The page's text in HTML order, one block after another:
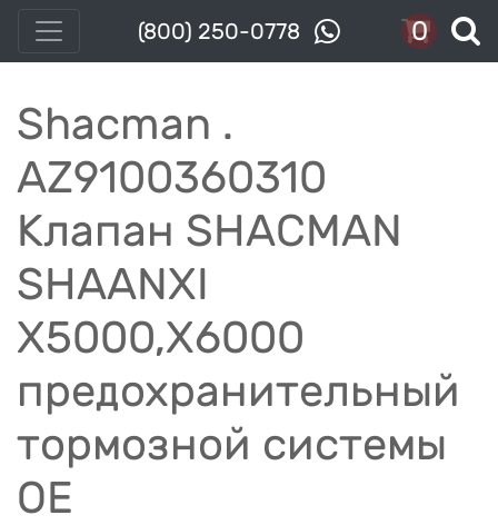
(800) 250-0778 0
Shacman .
AZ9100360310
Клапан SHACMAN
SHAANXI
X5000,X6000
предохранительный
тормозной системы
OE